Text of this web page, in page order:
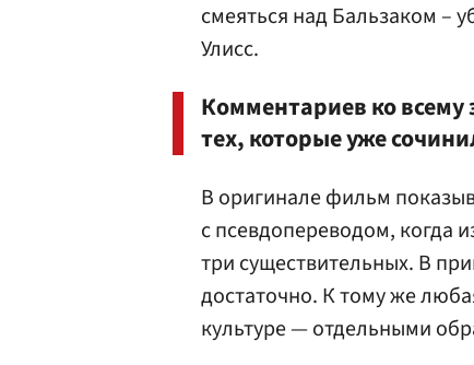
смеяться над Бальзаком –
Улисс.
Комментариев ко всему
тех, которые уже
В оригинале фильм
с псевдопереводом, когда
три существительных. В
достаточно. К тому же
культуре — отдельными